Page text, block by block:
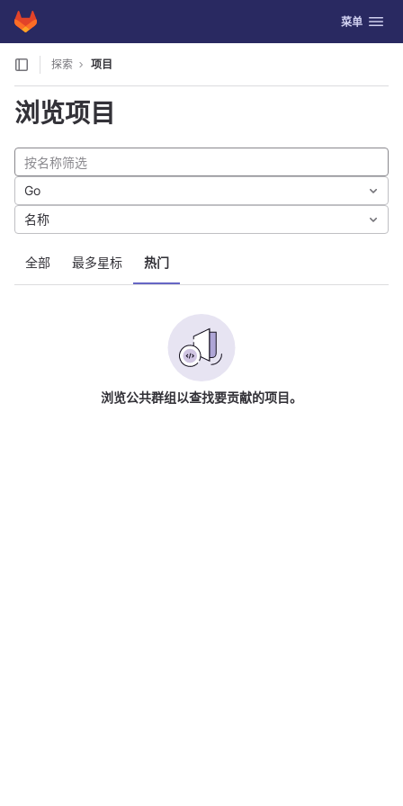
Skip to content
GitLab 切换导航
菜单
探索 项目
浏览项目
全部 最多星标 热门
Go
名称
浏览公共群组以查找要贡献的项目。